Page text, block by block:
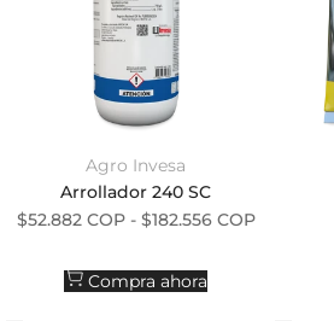
Proveedor:
Agro Invesa
Arrollador 240 SC
Precio de oferta
$52.882 COP- $182.556 COP
Compra ahora